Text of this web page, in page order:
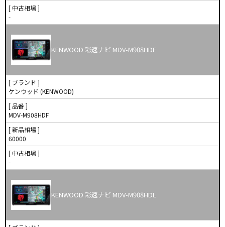
[ 中古相場 ]
-
KENWOOD 彩速ナビ MDV-M908HDF
[ ブランド ]
ケンウッド (KENWOOD)
[ 品番 ]
MDV-M908HDF
[ 新品相場 ]
60000
[ 中古相場 ]
-
KENWOOD 彩速ナビ MDV-M908HDL